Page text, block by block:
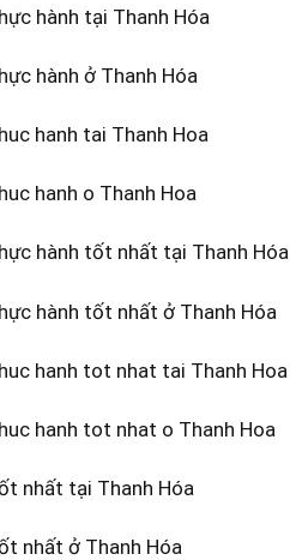
hành tại Thanh Hóa
hành ở Thanh Hóa
hanh tai Thanh Hoa
hanh o Thanh Hoa
hành tốt nhất tại Thanh Hóa
hành tốt nhất ở Thanh Hóa
hanh tot nhat tai Thanh Hoa
hanh tot nhat o Thanh Hoa
nhất tại Thanh Hóa
nhất ở Thanh Hóa